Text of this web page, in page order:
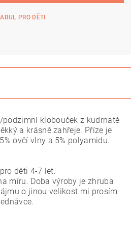
PRO DĚTI
klobouček z kudrnaté
a krásně zahřeje. Příze je
ovčí vlny a 5% polyamidu.
děti 4-7 let.
míru. Doba výroby je zhruba
o jinou velikost mi prosím